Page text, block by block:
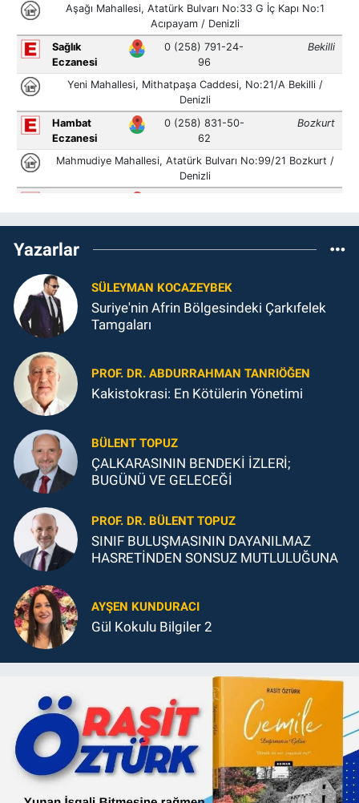
Yazarlar
SÜLEYMAN KOCAZEYBEK
Suriye'nin Afrin Bölgesindeki Çarkıfelek
Tamgaları
PROF. DR. ABDURRAHMAN TANRIÖĞEN
Kakistokrasi: En Kötülerin Yönetimi
BÜLENT TOPUZ
ÇALKARASININ BENDEKİ İZLERİ;
BUGÜNÜ VE GELECEĞİ
PROF. DR. BÜLENT TOPUZ
SINIF BULUŞMASININ DAYANILMAZ
HASRETİNDEN SONSUZ MUTLULUĞUNA
AYŞEN KUNDURACI
Gül Kokulu Bilgiler 2